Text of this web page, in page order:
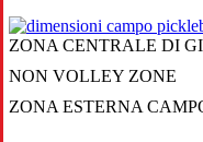
ZONA CENTRALE DI
NON VOLLEY ZONE
ZONA ESTERNA